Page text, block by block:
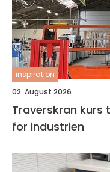
inspiration
02. August 2026
Traverskran kurs trygg og riktig opplæring
for industrien